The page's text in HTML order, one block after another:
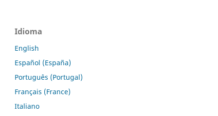
Idioma
English
Español (España)
Português (Portugal)
Français (France)
Italiano